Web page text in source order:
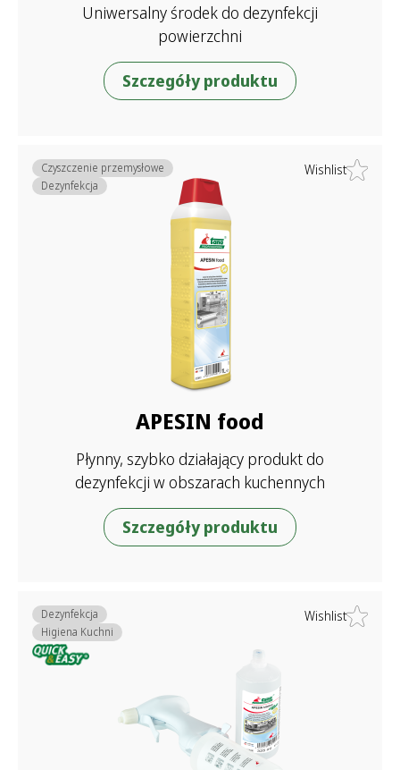
Uniwersalny środek do dezynfekcji
powierzchni
Szczegóły produktu
Wishlist
APESIN food
Płynny, szybko działający produkt do
dezynfekcji w obszarach kuchennych
Czyszczenie przemysłowe
Dezynfekcja
Szczegóły produktu
Wishlist
Dezynfekcja
Higiena Kuchni